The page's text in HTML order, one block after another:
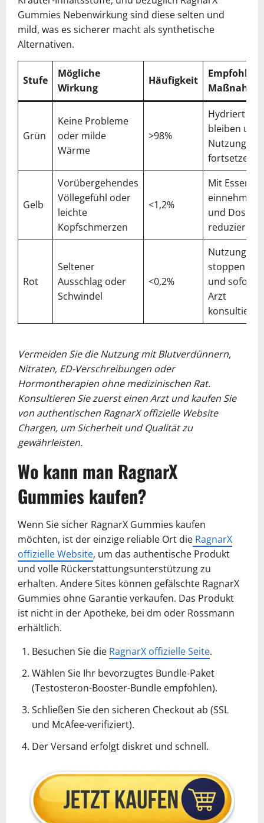
Gummies Nebenwirkung sind diese selten und
mild, was es sicherer macht als synthetische
Alternativen.
Stufe
Mögliche
Wirkung
Häufigkeit
Empfohlene
Maßnahme
Grün
Keine Probleme
oder milde
Wärme
>98%
Hydriert
bleiben und
Nutzung
fortsetzen
Gelb
Vorübergehendes
Völlegefühl oder
leichte
Kopfschmerzen
<1,2%
Mit Essen
einnehmen
und Dosis
reduzieren
Rot
Seltener
Ausschlag oder
Schwindel
<0,2%
Nutzung
stoppen
und sofort
Arzt
konsultieren
Vermeiden Sie die Nutzung mit Blutverdünnern,
Nitraten, ED-Verschreibungen oder
Hormontherapien ohne medizinischen Rat.
Konsultieren Sie zuerst einen Arzt und kaufen Sie
von authentischen RagnarX offizielle Website
Chargen, um Sicherheit und Qualität zu
gewährleisten.
Wo kann man RagnarX
Gummies kaufen?
Wenn Sie sicher RagnarX Gummies kaufen
möchten, ist der einzige reliable Ort die RagnarX
offizielle Website, um das authentische Produkt
und volle Rückerstattungsunterstützung zu
erhalten. Andere Sites können gefälschte RagnarX
Gummies ohne Garantie verkaufen. Das Produkt
ist nicht in der Apotheke, bei dm oder Rossmann
erhältlich.
Besuchen Sie die RagnarX offizielle Seite.
Wählen Sie Ihr bevorzugtes Bundle-Paket
(Testosteron-Booster-Bundle empfohlen).
Schließen Sie den sicheren Checkout ab (SSL
und McAfee-verifiziert).
Der Versand erfolgt diskret und schnell.